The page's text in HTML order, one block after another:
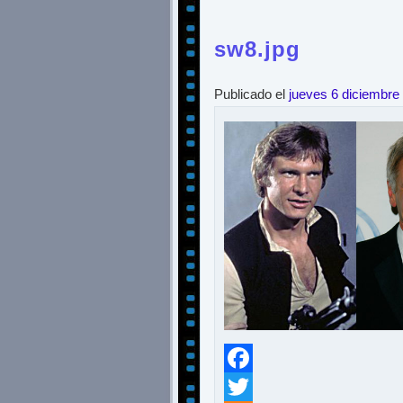
sw8.jpg
Publicado el jueves 6 diciembre
Facebook